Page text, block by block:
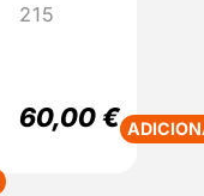
215
60,00€